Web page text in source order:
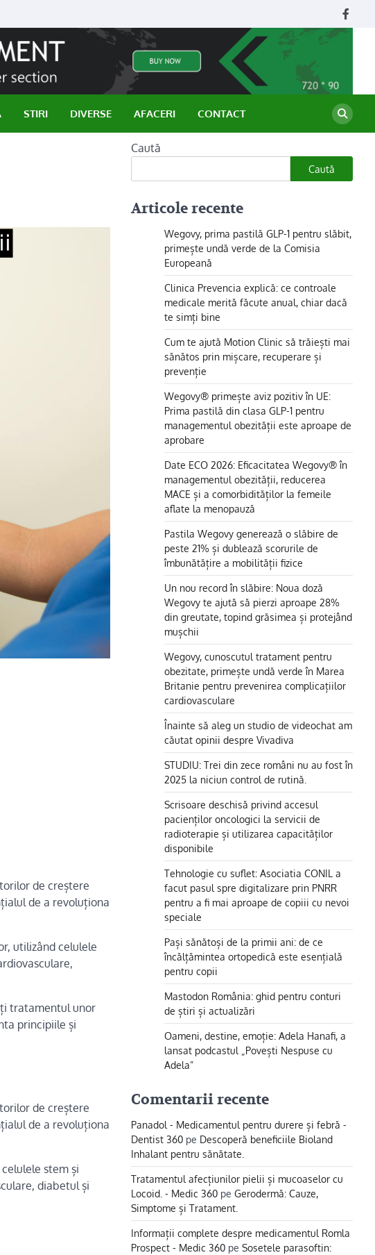
STIRI DIVERSE AFACERI CONTACT
de creștere
de a revoluționa
utilizând celulele
tratamentul unor
principiile și
de creștere
de a revoluționa
stem și
diabetul și
Caută
Caută
Articole recente
Wegovy, prima pastilă GLP-1 pentru slăbit,
primește undă verde de la Comisia
Europeană
Clinica Prevencia explică: ce controale
medicale merită făcute anual, chiar dacă
te simți bine
Cum te ajută Motion Clinic să trăiești mai
sănătos prin mișcare, recuperare și
prevenție
Wegovy® primește aviz pozitiv în UE:
Prima pastilă din clasa GLP-1 pentru
managementul obezității este aproape de
aprobare
Date ECO 2026: Eficacitatea Wegovy® în
managementul obezității, reducerea
MACE și a comorbidităților la femeile
aflate la menopauză
Pastila Wegovy generează o slăbire de
peste 21% și dublează scorurile de
îmbunătățire a mobilității fizice
Un nou record în slăbire: Noua doză
Wegovy te ajută să pierzi aproape 28%
din greutate, topind grăsimea și protejând
mușchii
Wegovy, cunoscutul tratament pentru
obezitate, primește undă verde în Marea
Britanie pentru prevenirea complicațiilor
cardiovasculare
Înainte să aleg un studio de videochat am
căutat opinii despre Vivadiva
STUDIU: Trei din zece români nu au fost în
2025 la niciun control de rutină.
Scrisoare deschisă privind accesul
pacienților oncologici la servicii de
radioterapie și utilizarea capacităților
disponibile
Tehnologie cu suflet: Asociatia CONIL a
facut pasul spre digitalizare prin PNRR
pentru a fi mai aproape de copiii cu nevoi
speciale
Pași sănătoși de la primii ani: de ce
încălțămintea ortopedică este esențială
pentru copii
Mastodon România: ghid pentru conturi
de știri și actualizări
Oameni, destine, emoție: Adela Hanafi, a
lansat podcastul „Povești Nespuse cu
Adela”
Comentarii recente
Panadol - Medicamentul pentru durere și febră -
Dentist 360 pe Descoperă beneficiile Bioland
Inhalant pentru sănătate.
Tratamentul afecțiunilor pielii și mucoaselor cu
Locoid. - Medic 360 pe Gerodermă: Cauze,
Simptome și Tratament.
Informații complete despre medicamentul Romla
Prospect - Medic 360 pe Sosetele parasoftin: